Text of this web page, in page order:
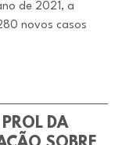
de 2021, a
novos casos
DA